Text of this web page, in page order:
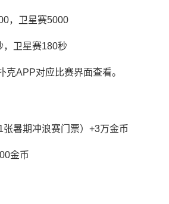
，卫星赛5000
，卫星赛180秒
克APP对应比赛界面查看。
暑期冲浪赛门票）+3万金币
金币